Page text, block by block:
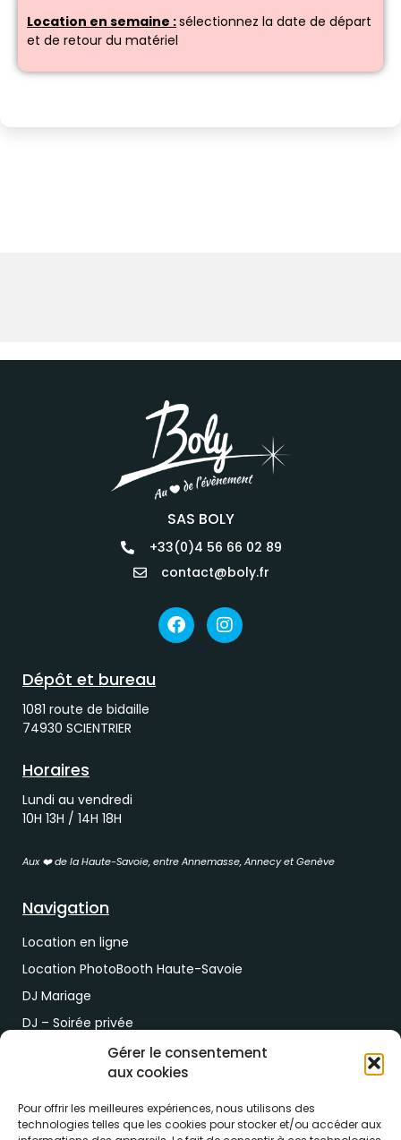
Gérer le consentement
aux cookies
Pour offrir les meilleures expériences, nous utilisons des
technologies telles que les cookies pour stocker et/ou accéder aux
Location en semaine :sélectionnez la date de départ
et de retour du matériel
SAS BOLY
+33(0)4 56 66 02 89
contact@boly.fr
Dépôt et bureau
1081 route de bidaille
74930 SCIENTRIER
Horaires
Lundi au vendredi
10H 13H / 14H 18H
Aux ❤️ de la Haute-Savoie, entre Annemasse, Annecy et Genève
Navigation
Location en ligne
Location PhotoBooth Haute-Savoie
DJ Mariage
DJ – Soirée privée
DJ Soirée d’entreprise
Demande de devis
Paiement & RDV